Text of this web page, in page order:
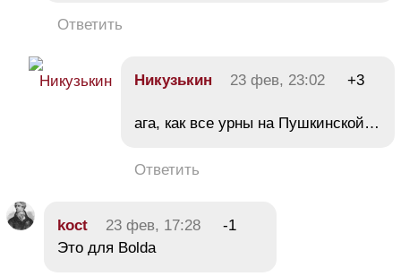
Ответить
Никузькин 23 фев, 23:02 +3
ага, как все урны на Пушкинской…
Ответить
koct 23 фев, 17:28
-1
Это для Bolda